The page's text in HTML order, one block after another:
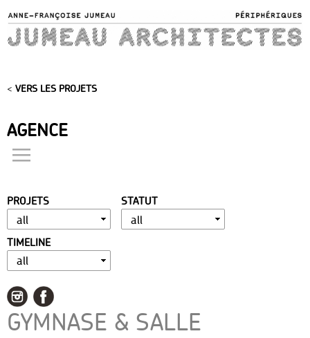
main
content
< VERS LES PROJETS
AGENCE
présentation
distinctions
publications
portfolio
contact
PROJETS STATUT
TIMELINE
GYMNASE & SALLE